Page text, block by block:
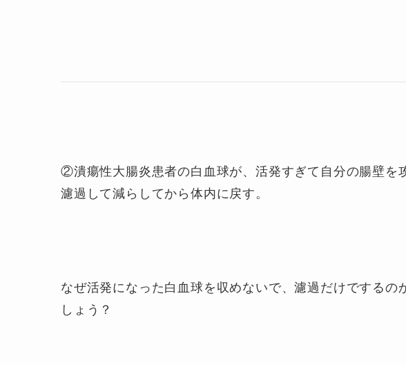
②潰瘍性大腸炎患者の白血球が、活発すぎて自分の腸壁を
濾過して減らしてから体内に戻す。
なぜ活発になった白血球を収めないで、濾過だけでする
しょう？